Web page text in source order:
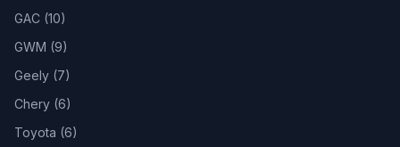
GAC (10)
GWM (9)
Geely (7)
Chery (6)
Toyota (6)